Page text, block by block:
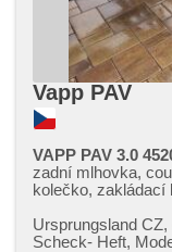
Vapp PAV
VAPP PAV 3.0
zadní mlhovka,
kolečko, zakládací
Ursprungsland
Scheck​- Heft,​ Model : VAPP